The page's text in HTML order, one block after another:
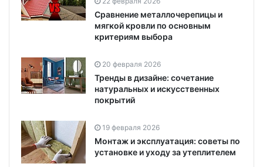
Сравнение металлочерепицы и
мягкой кровли по основным
критериям выбора
20 февраля 2026
Тренды в дизайне: сочетание
натуральных и искусственных
покрытий
19 февраля 2026
Монтаж и эксплуатация: советы по
установке и уходу за утеплителем